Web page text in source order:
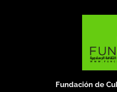
Fundación de